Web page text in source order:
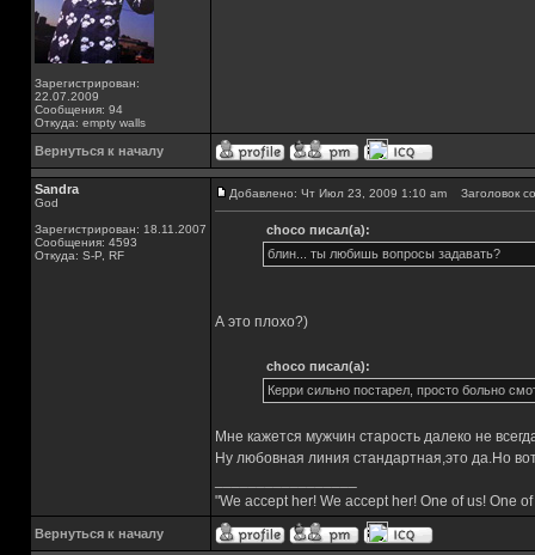
Зарегистрирован:
22.07.2009
Сообщения: 94
Откуда: empty walls
Вернуться к началу
Sandra
God
Зарегистрирован: 18.11.2007
Сообщения: 4593
Откуда: S-P, RF
Добавлено: Чт Июл 23, 2009 1:10 am Заголовок
choco писал(а):
блин... ты любишь вопросы задавать?
А это плохо?)
choco писал(а):
Керри сильно постарел, просто больно
Мне кажется мужчин старость далеко не
Ну любовная линия стандартная,это да.Но
"We accept her! We accept her! One of us! One
Вернуться к началу